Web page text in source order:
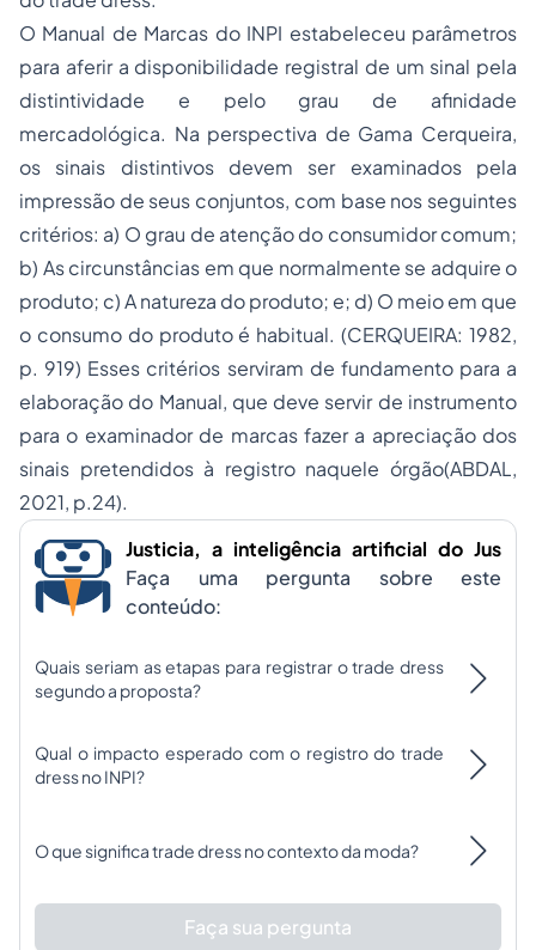
O Manual de Marcas do INPI estabeleceu parâmetros
para aferir a disponibilidade registral de um sinal pela
distintividade e pelo grau de afinidade
mercadológica. Na perspectiva de Gama Cerqueira,
os sinais distintivos devem ser examinados pela
impressão de seus conjuntos, com base nos seguintes
critérios: a) O grau de atenção do consumidor comum;
b) As circunstâncias em que normalmente se adquire o
produto; c) A natureza do produto; e; d) O meio em que
o consumo do produto é habitual. (CERQUEIRA: 1982,
p. 919) Esses critérios serviram de fundamento para a
elaboração do Manual, que deve servir de instrumento
para o examinador de marcas fazer a apreciação dos
sinais pretendidos à registro naquele órgão(ABDAL,
2021, p.24).
Justicia, a inteligência artificial do Jus
Faça uma pergunta sobre este
conteúdo:
Quais seriam as etapas para registrar o trade dress
segundo a proposta?
Qual o impacto esperado com o registro do trade
dress no INPI?
O que significa trade dress no contexto da moda?
Faça sua pergunta